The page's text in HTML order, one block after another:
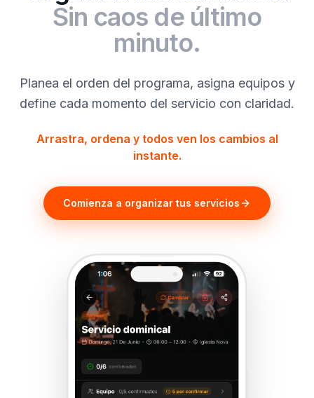
Sin caos de último
minuto.
Planea el orden del programa, asigna equipos y
define cada momento del servicio con claridad.
Arrastra, ordena y todos ven los cambios al
instante.
Comienza a organizar tus servicios